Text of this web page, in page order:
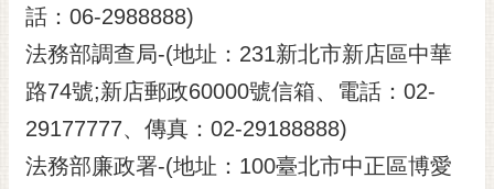
話：06-2988888)
法務部調查局-(地址：231新北市新店區中華
路74號;新店郵政60000號信箱、電話：02-
29177777、傳真：02-29188888)
法務部廉政署-(地址：100臺北市中正區博愛